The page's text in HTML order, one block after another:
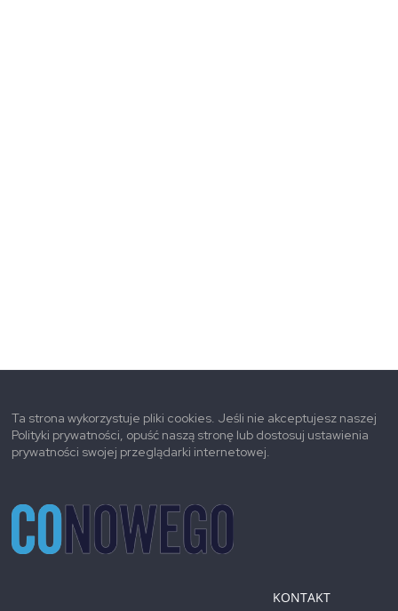
Ta strona wykorzystuje pliki cookies. Jeśli nie akceptujesz naszej
Polityki prywatności, opuść naszą stronę lub dostosuj ustawienia
prywatności swojej przeglądarki internetowej.
KONTAKT